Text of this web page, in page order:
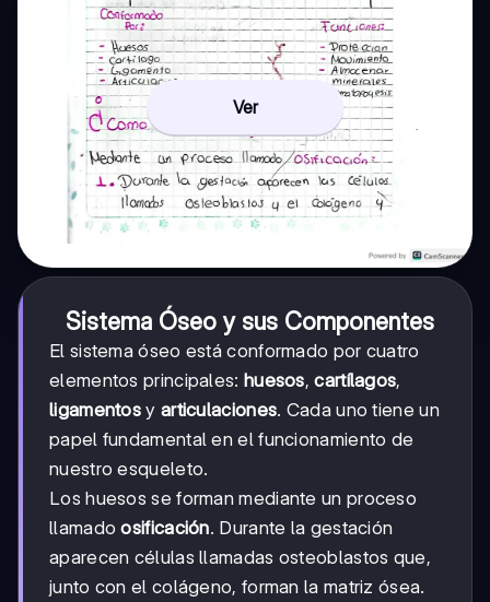
Ver
Sistema Óseo y sus Componentes
El sistema óseo está conformado por cuatro
elementos principales: huesos,cartílagos,
ligamentos y articulaciones. Cada uno tiene un
papel fundamental en el funcionamiento de
nuestro esqueleto.
Los huesos se forman mediante un proceso
llamadoosificación. Durante la gestación
aparecen células llamadas osteoblastos que,
junto con el colágeno, forman la matriz ósea.